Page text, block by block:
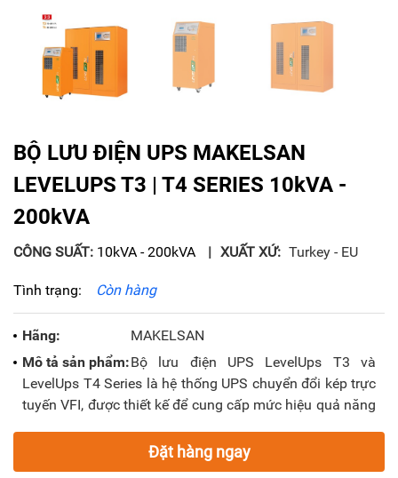
BỘ LƯU ĐIỆN UPS MAKELSAN
LEVELUPS T3 | T4 SERIES 10kVA -
200kVA
CÔNG SUẤT: 10kVA - 200kVA XUẤT XỨ: Turkey - EU
Tình trạng: Còn hàng
Hãng:
MAKELSAN
Mô tả sản phẩm:Bộ lưu điện UPS LevelUps T3 và
LevelUps T4 Series là hệ thống UPS chuyển đổi kép trực
tuyến VFI, được thiết kế để cung cấp mức hiệu quả năng
chỉnh lưu và biến tần ba cấp (3 Level) cùng với biến áp
cách ly làm cho LevelUps T3 - T4 Series trở thành một
Đặt hàng ngay